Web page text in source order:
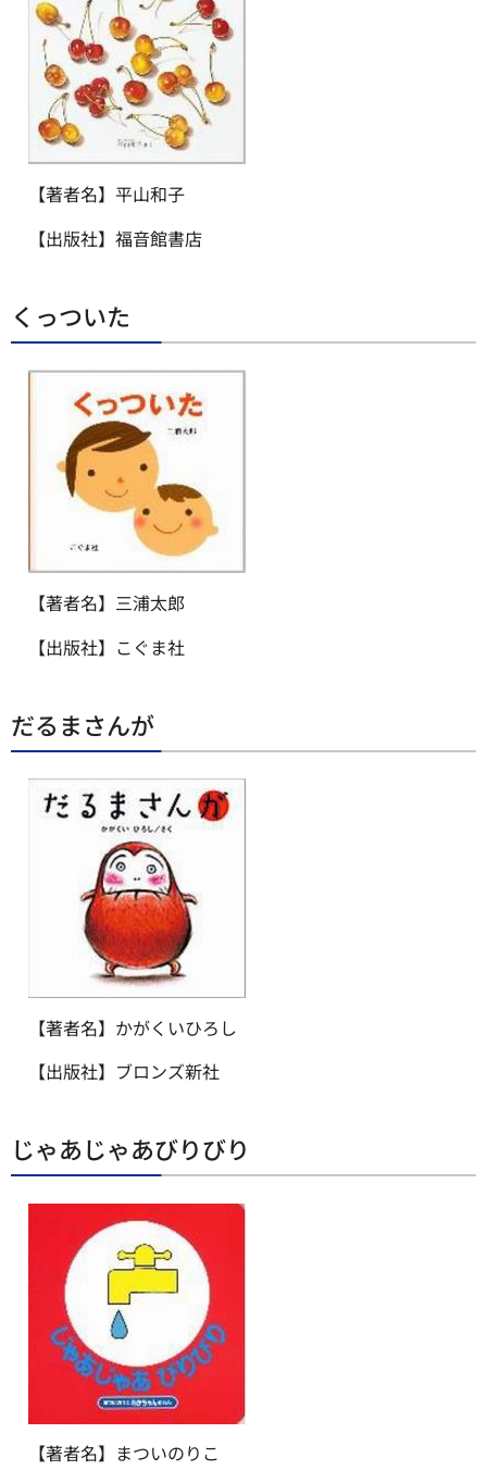
【著者名】平山和子
【出版社】福音館書店
くっついた
【著者名】三浦太郎
【出版社】こぐま社
だるまさんが
【著者名】かがくいひろし
【出版社】ブロンズ新社
じゃあじゃあびりびり
【著者名】まついのりこ